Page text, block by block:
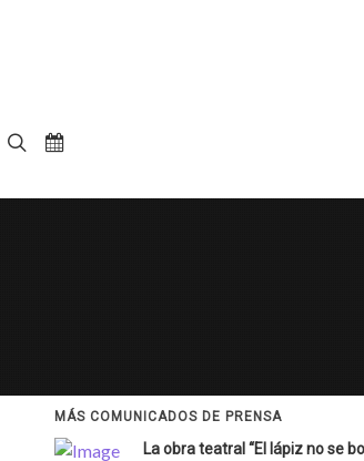
MÁS COMUNICADOS DE PRENSA
La obra teatral “El lápiz no se